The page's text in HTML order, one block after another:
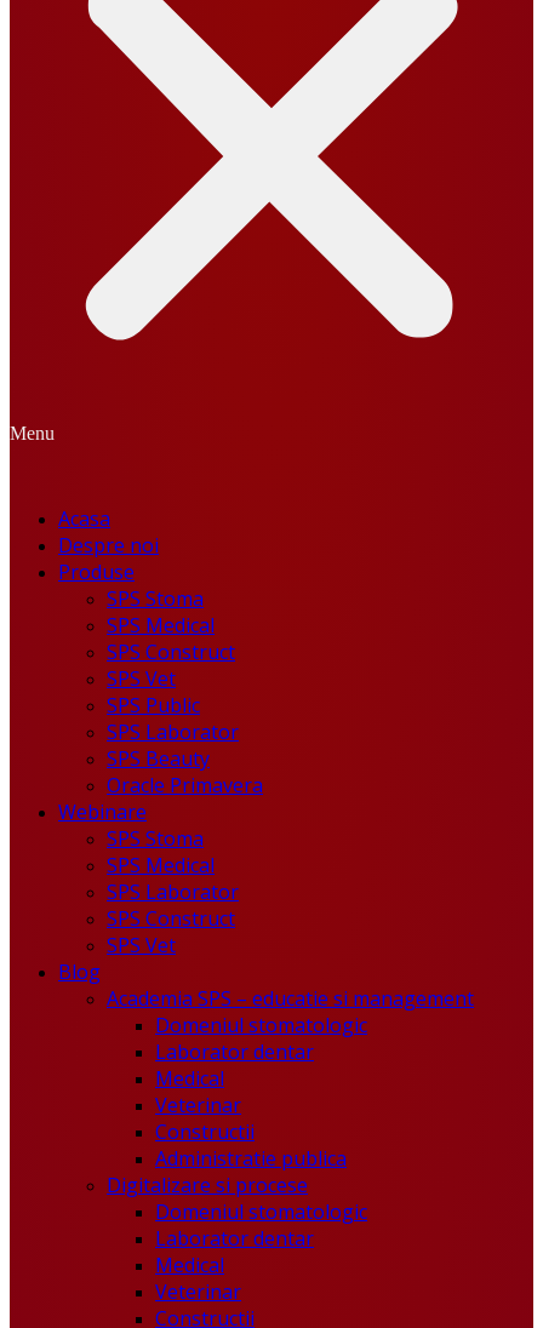
Menu
Acasa
Despre noi
Produse
SPS Stoma
SPS Medical
SPS Construct
SPS Vet
SPS Public
SPS Laborator
SPS Beauty
Oracle Primavera
Webinare
SPS Stoma
SPS Medical
SPS Laborator
SPS Construct
SPS Vet
Blog
Academia SPS – educatie si management
Domeniul stomatologic
Laborator dentar
Medical
Veterinar
Constructii
Administratie publica
Digitalizare si procese
Domeniul stomatologic
Laborator dentar
Medical
Veterinar
Constructii